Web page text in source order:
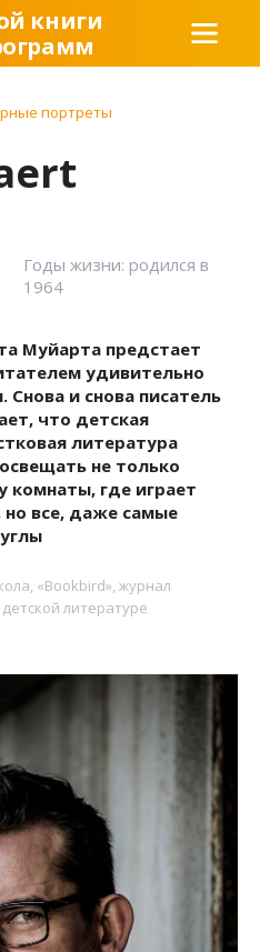
книги
портреты
Годы жизни: родился в
1964
Муйарта предстает
удивительно
Снова и снова писатель
что детская
литература
не только
комнаты, где играет
но все, даже самые
«Bookbird», журнал
литературе